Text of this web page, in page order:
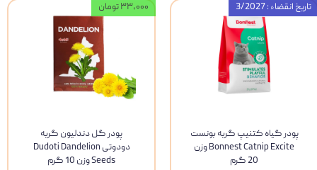
پودر گیاه کتنیپ گربه بونست
Bonnest Catnip Excite وزن
20 گرم
تاریخ انقضاء : 3/2027
پودر گل دندلیون گربه
دودوتی Dudoti Dandelion
Seeds وزن 10 گرم
۳۳,۰۰۰ تومان